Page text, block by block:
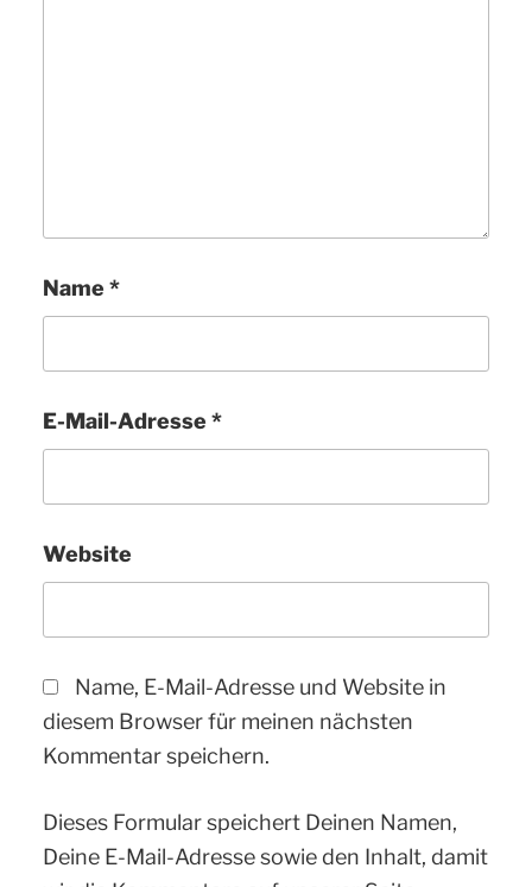
Name *
E-Mail-Adresse *
Website
Name, E-Mail-Adresse und Website in
diesem Browser für meinen nächsten
Kommentar speichern.
Dieses Formular speichert Deinen Namen,
Deine E-Mail-Adresse sowie den Inhalt, damit